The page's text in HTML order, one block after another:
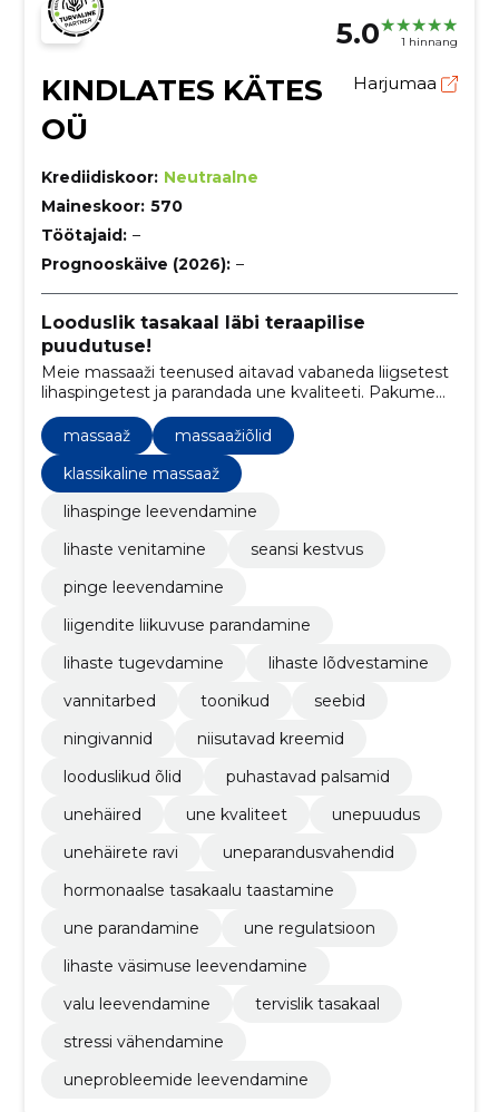
5.0 1 hinnang
KINDLATES KÄTES
OÜ
Harjumaa
Krediidiskoor: Neutraalne
Maineskoor: 570
Töötajaid: –
Prognooskäive (2026): –
Looduslik tasakaal läbi teraapilise
puudutuse!
Meie massaaži teenused aitavad vabaneda liigsetest
lihaspingetest ja parandada une kvaliteeti. Pakume
loodusliku heaolu ja mugavust, mis võimaldab teil
tunda end paremini ja värskena.
massaaž
massaažiõlid
klassikaline massaaž
lihaspinge leevendamine
lihaste venitamine
seansi kestvus
pinge leevendamine
liigendite liikuvuse parandamine
lihaste tugevdamine
lihaste lõdvestamine
vannitarbed
toonikud
seebid
ningivannid
niisutavad kreemid
looduslikud õlid
puhastavad palsamid
unehäired
une kvaliteet
unepuudus
unehäirete ravi
uneparandusvahendid
hormonaalse tasakaalu taastamine
une parandamine
une regulatsioon
lihaste väsimuse leevendamine
valu leevendamine
tervislik tasakaal
stressi vähendamine
uneprobleemide leevendamine